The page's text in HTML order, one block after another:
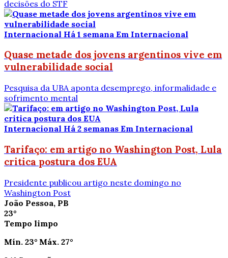
decisões do STF
Internacional Há 1 semana Em Internacional
Quase metade dos jovens argentinos vive em
vulnerabilidade social
Pesquisa da UBA aponta desemprego, informalidade e
sofrimento mental
Internacional Há 2 semanas Em Internacional
Tarifaço: em artigo no Washington Post, Lula
critica postura dos EUA
Presidente publicou artigo neste domingo no
Washington Post
João Pessoa, PB
23°
Tempo limpo
Mín. 23° Máx. 27°